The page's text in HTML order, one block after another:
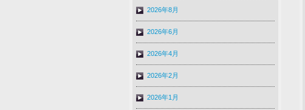
2026年8月
2026年6月
2026年4月
2026年2月
2026年1月